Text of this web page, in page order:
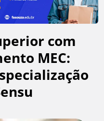
com
MEC: